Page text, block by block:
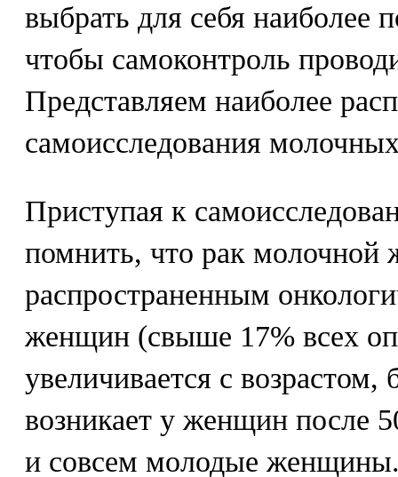
выбрать для себя наиболее
чтобы самоконтроль
Представляем наиболее
самоисследования
Приступая к
помнить, что рак молочной
распространенным
женщин (свыше 17% всех
увеличивается с возрастом,
возникает у женщин после
и совсем молодые